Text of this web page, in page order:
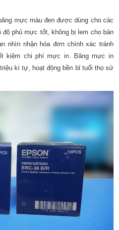
mực màu đen được dùng cho các
phủ mực tốt, không bị lem cho bản
nhìn nhận hóa đơn chính xác tránh
kiệm chi phí mực in. Băng mực in
kí tự, hoạt động bền bỉ tuổi thọ sử